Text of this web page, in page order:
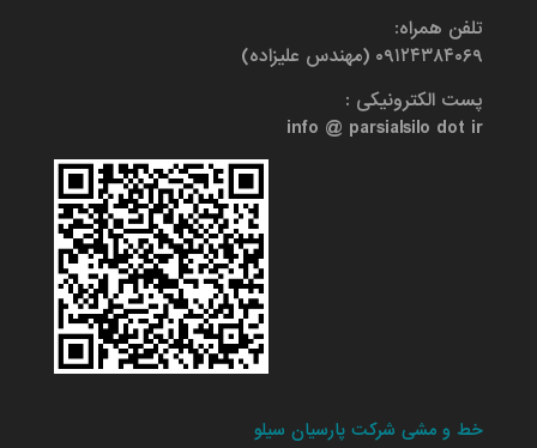
تلفن همراه:
۰۹۱۲۴۳۸۴۰۶۹ (مهندس علیزاده)
پست الکترونیکی :
info @ parsialsilo dot ir
خط و مشی شرکت پارسیان سیلو